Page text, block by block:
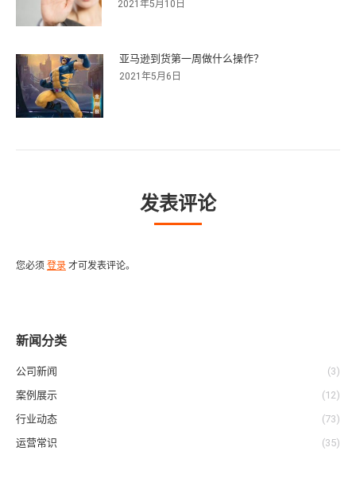
2021年5月10日
亚马逊到货第一周做什么操作？
2021年5月6日
发表评论
您必须 登录 才可发表评论。
新闻分类
公司新闻
(3)
案例展示
(12)
行业动态
(73)
运营常识
(35)